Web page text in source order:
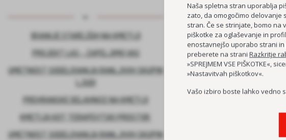
BIVANJE STAREJŠIH NA KMETIJI
PROJEKT LAS – ZAPELJIMO VAS
UMETNOST SODELOVANJA RANLJIVIH SKUPIN
LJUDI
PREHRANSKE DELAVNICE NA KMETIJI
KMETIJA KOT TERAPEVTSKI PROSTOR
UMETNOST SODELOVANJA RANLJIVIH SKUPIN
KADROVSKE ŠTIPENDIJE
KOC AS
Naša spletna stran uporablja
zato, da omogočimo delovanje
stran. Če se strinjate, bomo
piškotke za oglaševanje in
enostavnejšo uporabo strani
preberete na strani Razkritje
»SPREJMEM VSE
»Nastavitvah piškotkov«.
Vašo izbiro boste lahko vedno